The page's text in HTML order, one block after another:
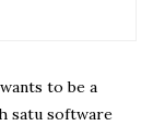
to be a
satu software